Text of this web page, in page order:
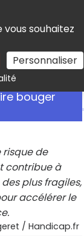
souhaitez
Personnaliser
bouger
de
contribue à
plus fragiles,
accélérer le
/ Handicap.fr